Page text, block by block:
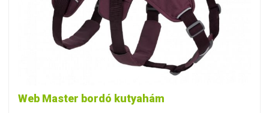
Web Master bordó kutyahám